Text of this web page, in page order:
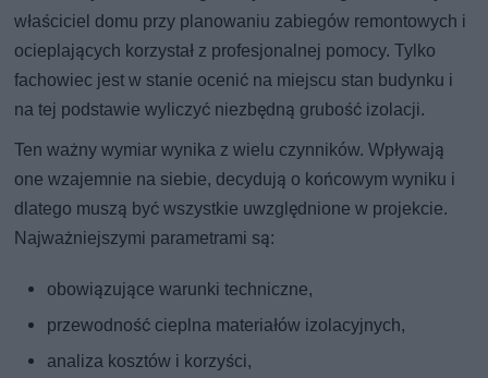
właściciel domu przy planowaniu zabiegów remontowych i
ocieplających korzystał z profesjonalnej pomocy. Tylko
fachowiec jest w stanie ocenić na miejscu stan budynku i
na tej podstawie wyliczyć niezbędną grubość izolacji.
Ten ważny wymiar wynika z wielu czynników. Wpływają
one wzajemnie na siebie, decydują o końcowym wyniku i
dlatego muszą być wszystkie uwzględnione w projekcie.
Najważniejszymi parametrami są:
obowiązujące warunki techniczne,
przewodność cieplna materiałów izolacyjnych,
analiza kosztów i korzyści,